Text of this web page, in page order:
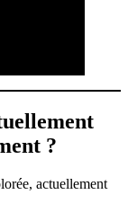
?
actuellement